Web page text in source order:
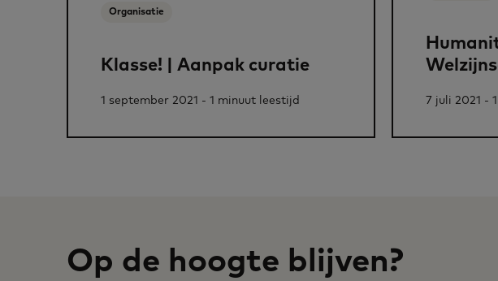
Organisatie
Klasse! | Aanpak curatie
1 september 2021 - 1 minuut leestijd 7 juli 2021 -
Op de hoogte blijven?